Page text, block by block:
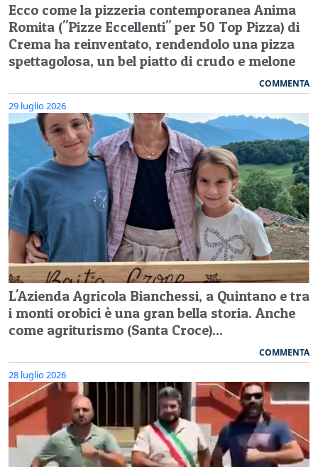
Ecco come la pizzeria contemporanea Anima
Romita ("Pizze Eccellenti" per 50 Top Pizza) di
Crema ha reinventato, rendendolo una pizza
spettagolosa, un bel piatto di crudo e melone
COMMENTA
29 luglio 2026
L'Azienda Agricola Bianchessi, a Quintano e tra
i monti orobici è una gran bella storia. Anche
come agriturismo (Santa Croce)...
COMMENTA
28 luglio 2026